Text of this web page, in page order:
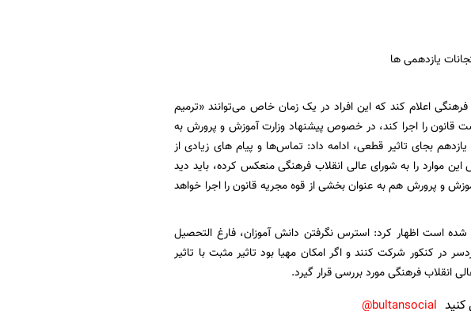
یازدهمی ها
اعلام کند که این افراد در یک زمان خاص می‌توانند «ترمیم
قانون را اجرا کند، در خصوص پیشنهاد وزارت آموزش و پرورش به
بجای تاثیر قطعی، ادامه داد: تماس‌ها و پیام های زیادی از
موارد را به شورای عالی انقلاب فرهنگی منعکس کرده، باید دید
و پرورش هم به عنوان بخشی از قوه مجریه قانون را اجرا خواهد
شده است اظهار کرد: استرس نگرفتن دانش آموزان، فارغ التحصیل
در کنکور شرکت کنند و اگر امکان مهیا بود تاثیر مثبت با تاثیر
انقلاب فرهنگی مورد بررسی قرار گیرد.
bultansocial@